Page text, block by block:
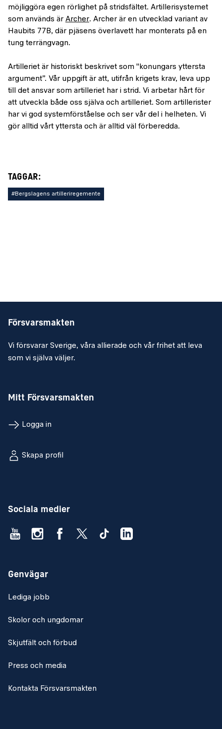
möjliggöra egen rörlighet på stridsfältet. Artillerisystemet
som används är Archer. Archer är en utvecklad variant av
Haubits 77B, där pjäsens överlavett har monterats på en
tung terrängvagn.
Artilleriet är historiskt beskrivet som "konungars yttersta
argument”. Vår uppgift är att, utifrån krigets krav, leva upp
till det ansvar som artilleriet har i strid. Vi arbetar hårt för
att utveckla både oss själva och artilleriet. Som artillerister
har vi god systemförståelse och ser vår del i helheten. Vi
gör alltid vårt yttersta och är alltid väl förberedda.
TAGGAR:
#Bergslagens artilleriregemente
Försvarsmakten
Vi försvarar Sverige, våra allierade och vår frihet att leva
som vi själva väljer.
Mitt Försvarsmakten
Logga in
Skapa profil
Sociala medier
Genvägar
Lediga jobb
Skolor och ungdomar
Skjutfält och förbud
Press och media
Kontakta Försvarsmakten